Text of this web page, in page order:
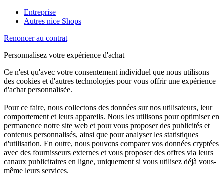
Entreprise
Autres nice Shops
Renoncer au contrat
Personnalisez votre expérience d'achat
Ce n'est qu'avec votre consentement individuel que nous utilisons
des cookies et d'autres technologies pour vous offrir une expérience
d'achat personnalisée.
Pour ce faire, nous collectons des données sur nos utilisateurs, leur
comportement et leurs appareils. Nous les utilisons pour optimiser en
permanence notre site web et pour vous proposer des publicités et
contenus personnalisés, ainsi que pour analyser les statistiques
d'utilisation. En outre, nous pouvons comparer vos données cryptées
avec des fournisseurs externes et vous proposer des offres via leurs
canaux publicitaires en ligne, uniquement si vous utilisez déjà vous-
même leurs services.